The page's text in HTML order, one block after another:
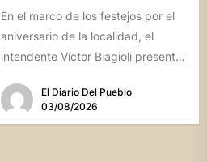
En el marco de los festejos por el
aniversario de la localidad, el
intendente Víctor Biagioli presentó
El Diario Del Pueblo
03/08/2026